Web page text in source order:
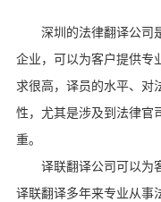
深圳的法律翻译公司
企业，可以为客户提供专
求很高，译员的水平、对
性，尤其是涉及到法律官
重。
译联翻译公司可以为
译联翻译多年来专业从事